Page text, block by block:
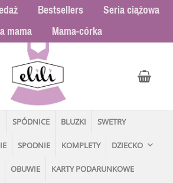
Bestsellers
Seria ciążowa
mama
Mama-córka
SPÓDNICE BLUZKI SWETRY
SPODNIE KOMPLETY DZIECKO
OBUWIE KARTY PODARUNKOWE